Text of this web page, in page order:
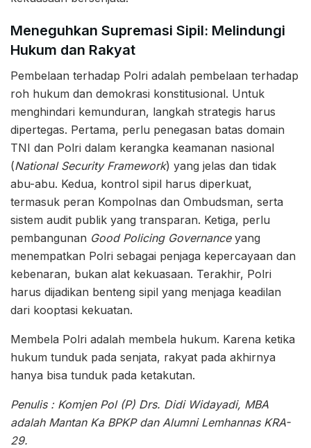
Meneguhkan Supremasi Sipil: Melindungi
Hukum dan Rakyat
Pembelaan terhadap Polri adalah pembelaan terhadap
roh hukum dan demokrasi konstitusional. Untuk
menghindari kemunduran, langkah strategis harus
dipertegas. Pertama, perlu penegasan batas domain
TNI dan Polri dalam kerangka keamanan nasional
(National Security Framework) yang jelas dan tidak
abu-abu. Kedua, kontrol sipil harus diperkuat,
termasuk peran Kompolnas dan Ombudsman, serta
sistem audit publik yang transparan. Ketiga, perlu
pembangunan Good Policing Governanceyang
menempatkan Polri sebagai penjaga kepercayaan dan
kebenaran, bukan alat kekuasaan. Terakhir, Polri
harus dijadikan benteng sipil yang menjaga keadilan
dari kooptasi kekuatan.
Membela Polri adalah membela hukum. Karena ketika
hukum tunduk pada senjata, rakyat pada akhirnya
hanya bisa tunduk pada ketakutan.
Penulis : Komjen Pol (P) Drs. Didi Widayadi, MBA
adalah Mantan Ka BPKP dan Alumni Lemhannas KRA-
29.